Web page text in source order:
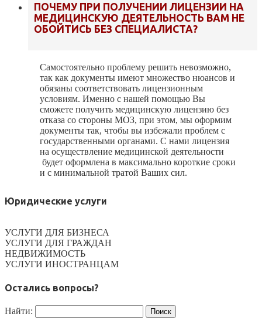
ПОЧЕМУ ПРИ ПОЛУЧЕНИИ ЛИЦЕНЗИИ НА
МЕДИЦИНСКУЮ ДЕЯТЕЛЬНОСТЬ ВАМ НЕ
ОБОЙТИСЬ БЕЗ СПЕЦИАЛИСТА?
Самостоятельно проблему решить невозможно,
так как документы имеют множество нюансов и
обязаны соответствовать лицензионным
условиям. Именно с нашей помощью Вы
сможете получить медицинскую лицензию без
отказа со стороны МОЗ, при этом, мы оформим
документы так, чтобы вы избежали проблем с
государственными органами. С нами лицензия
на осуществление медицинской деятельности
будет оформлена в максимально короткие сроки
и с минимальной тратой Ваших сил.
Юридические услуги
УСЛУГИ ДЛЯ БИЗНЕСА
УСЛУГИ ДЛЯ ГРАЖДАН
НЕДВИЖИМОСТЬ
УСЛУГИ ИНОСТРАНЦАМ
Остались вопросы?
Найти: